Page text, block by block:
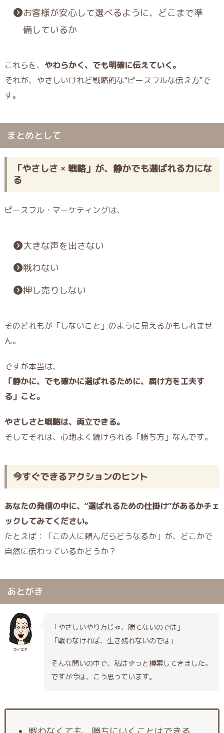
お客様が安心して選べるように、どこまで準
備しているか
これらを、 やわらかく、でも明確に伝えていく。
それが、やさしいけれど戦略的な“ピースフルな伝え方”で
す。
まとめとして
「やさしさ × 戦略」が、静かでも選ばれる力にな
る
ピースフル・マーケティングは、
大きな声を出さない
戦わない
押し売りしない
そのどれもが「しないこと」のように見えるかもしれませ
ん。
ですが本当は、
「静かに、でも確かに選ばれるために、届け方を工夫す
る」こと。
やさしさと戦略は、両立できる。
そしてそれは、心地よく続けられる「勝ち方」なんです。
今すぐできるアクションのヒント
あなたの発信の中に、“選ばれるための仕掛け”があるかチェ
ックしてみてください。
たとえば：「この人に頼んだらどうなるか」が、どこかで
自然に伝わっているかどうか？
あとがき
カイエダ
「やさしいやり方じゃ、勝てないのでは」
「戦わなければ、生き残れないのでは」
そんな問いの中で、私はずっと模索してきました。
ですが今は、こう思っています。